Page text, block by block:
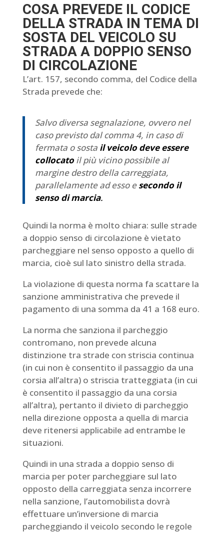
COSA PREVEDE IL CODICE
DELLA STRADA IN TEMA DI
SOSTA DEL VEICOLO SU
STRADA A DOPPIO SENSO
DI CIRCOLAZIONE
L’art. 157, secondo comma, del Codice della
Strada prevede che:
Salvo diversa segnalazione, ovvero nel
caso previsto dal comma 4, in caso di
fermata o sosta il veicolo deve essere
collocatoil più vicino possibile al
margine destro della carreggiata,
parallelamente ad esso e secondo il
senso di marcia.
Quindi la norma è molto chiara: sulle strade
a doppio senso di circolazione è vietato
parcheggiare nel senso opposto a quello di
marcia, cioè sul lato sinistro della strada.
La violazione di questa norma fa scattare la
sanzione amministrativa che prevede il
pagamento di una somma da 41 a 168 euro.
La norma che sanziona il parcheggio
contromano, non prevede alcuna
distinzione tra strade con striscia continua
(in cui non è consentito il passaggio da una
corsia all’altra) o striscia tratteggiata (in cui
è consentito il passaggio da una corsia
all’altra), pertanto il divieto di parcheggio
nella direzione opposta a quella di marcia
deve ritenersi applicabile ad entrambe le
situazioni.
Quindi in una strada a doppio senso di
marcia per poter parcheggiare sul lato
opposto della carreggiata senza incorrere
nella sanzione, l’automobilista dovrà
effettuare un’inversione di marcia
parcheggiando il veicolo secondo le regole